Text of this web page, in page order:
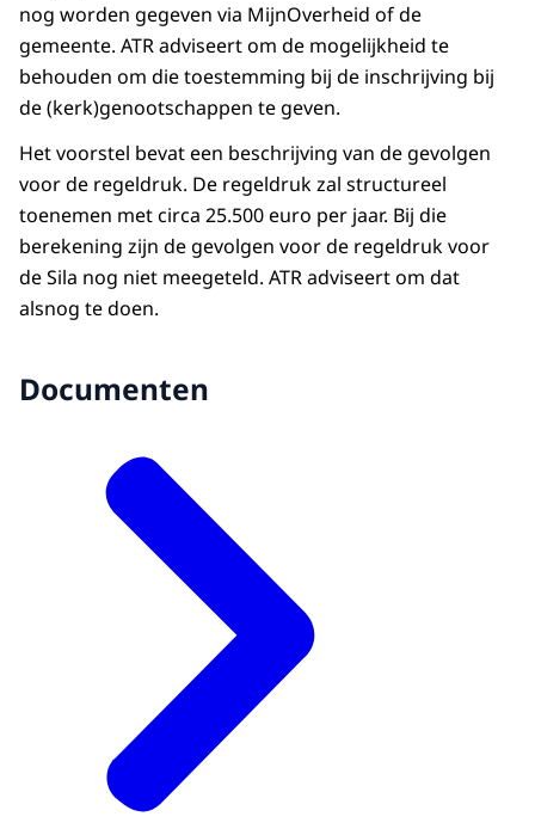
nog worden gegeven via MijnOverheid of de
gemeente. ATR adviseert om de mogelijkheid te
behouden om die toestemming bij de inschrijving bij
de (kerk)genootschappen te geven.
Het voorstel bevat een beschrijving van de gevolgen
voor de regeldruk. De regeldruk zal structureel
toenemen met circa 25.500 euro per jaar. Bij die
berekening zijn de gevolgen voor de regeldruk voor
de Sila nog niet meegeteld. ATR adviseert om dat
alsnog te doen.
Documenten